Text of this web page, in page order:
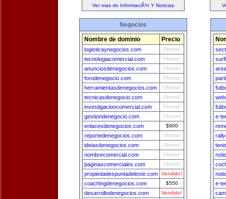
Ver mas de InformaciÃ³n Y Noticias
Negocios
Nombre de dominio Precio
logisticaynegocios.com Ofertar!
tecnologiacomercial.com Ofertar!
anunciosdenegocios.com Ofertar!
forodenegocio.com Ofertar!
herramientasdenegocios.com Ofertar!
tecnicasdenegocio.com Ofertar!
investigacioncomercial.com Ofertar!
gestiondenegocio.com Ofertar!
enlacesdenegocios.com $900
reportedenegocios.com Ofertar!
ideiasdenegocios.com Ofertar!
nombrecomercial.com Ofertar!
paginascomerciales.com Ofertar!
propiedadespuntadeleste.com Vendido!
coachingdenegocios.com $550
desarrollodenegocios.com Vendido!
e-
e-